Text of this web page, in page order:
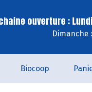
ouverture :
Dimanche
Biocoop